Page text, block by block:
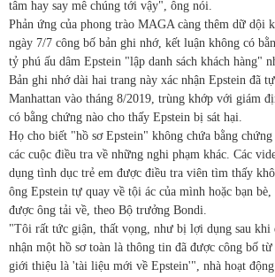
tâm hay say mê chúng tới vậy", ông nói.
Phản ứng của phong trào MAGA càng thêm dữ dội
ngày 7/7 công bố bản ghi nhớ, kết luận không có
tỷ phú ấu dâm Epstein "lập danh sách khách hàng"
Bản ghi nhớ dài hai trang này xác nhận Epstein đã
Manhattan vào tháng 8/2019, trùng khớp với giám
có bằng chứng nào cho thấy Epstein bị sát hại.
Họ cho biết "hồ sơ Epstein" không chứa bằng chứng
các cuộc điều tra về những nghi phạm khác. Các
dụng tình dục trẻ em được điều tra viên tìm thấy
ông Epstein tự quay về tội ác của mình hoặc bạn
được ông tải về, theo Bộ trưởng Bondi.
"Tôi rất tức giận, thất vọng, như bị lợi dụng sau khi
nhận một hồ sơ toàn là thông tin đã được công bố
giới thiệu là 'tài liệu mới về Epstein'", nhà hoạt